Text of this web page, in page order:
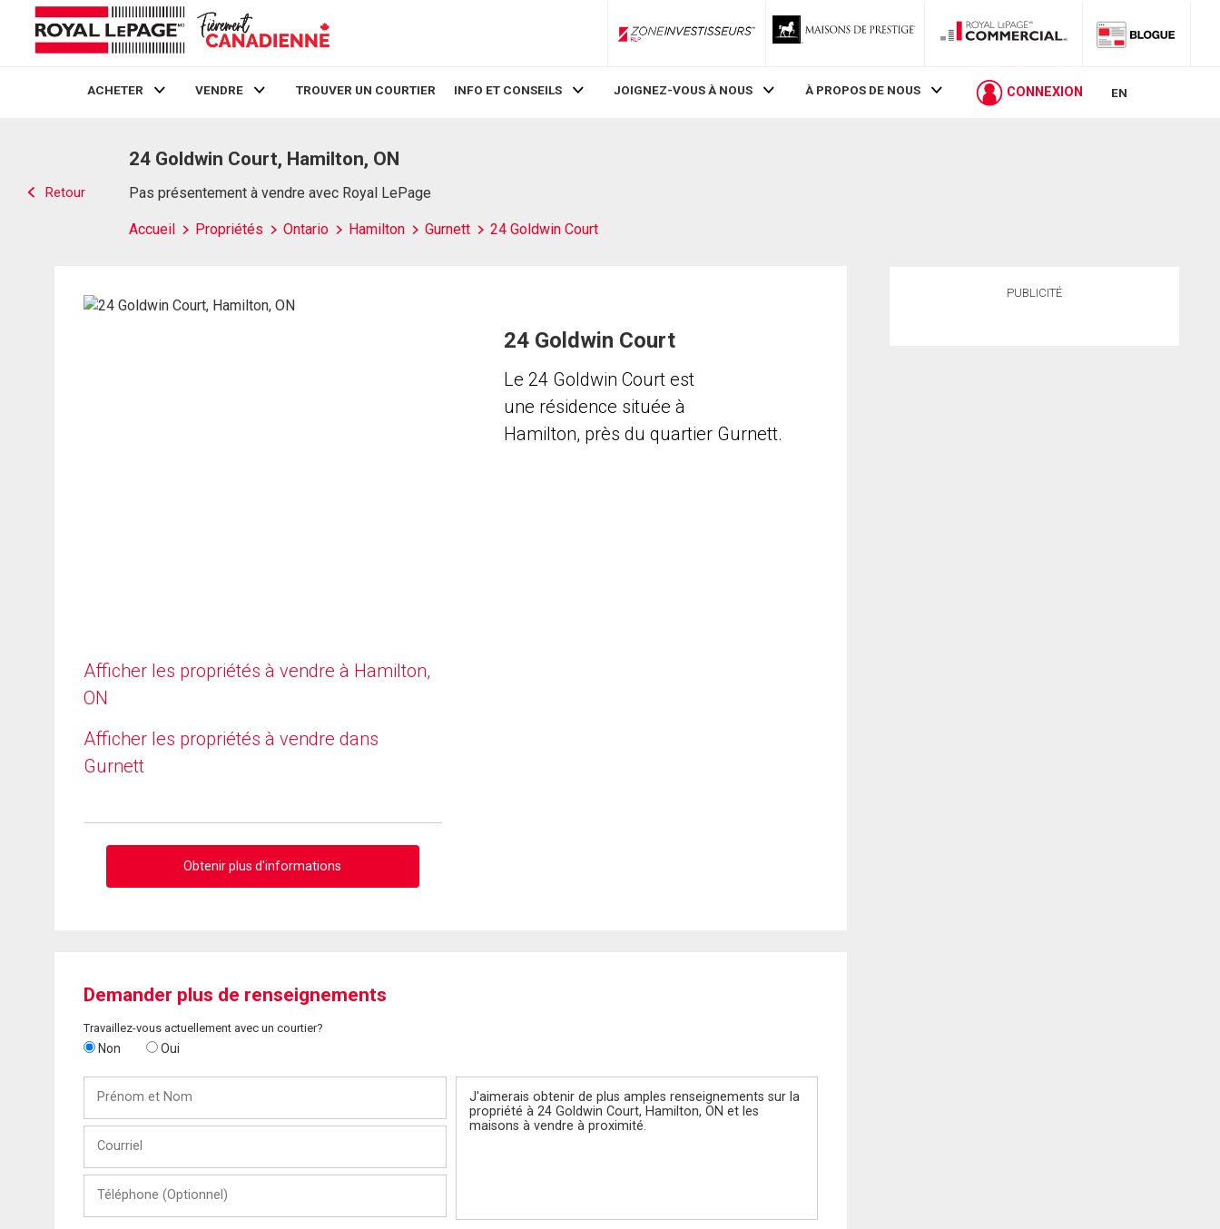
ZoneInvestisseurs RLP
ACHETER VENDRE TROUVER UN COURTIER INFO ET CONSEILS JOIGNEZ-VOUS À NOUS À PROPOS DE NOUS CONNEXION EN
Retour
24 Goldwin Court, Hamilton, ON
Pas présentement à vendre avec Royal LePage
Accueil Propriétés Ontario Hamilton Gurnett 24 Goldwin Court
Afficher les propriétés à vendre à Hamilton,
ON
Afficher les propriétés à vendre dans
Gurnett
Obtenir plus d'informations
24 Goldwin Court
Le 24 Goldwin Court est
une résidence située à
Hamilton, près du quartier Gurnett.
Demander plus de renseignements
Travaillez-vous actuellement avec un courtier?
Non Oui
Nom
(Optionnel)
PUBLICITÉ